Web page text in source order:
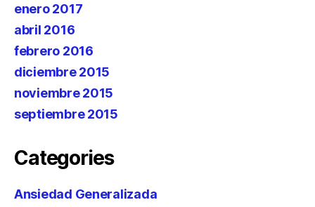
enero 2017
abril 2016
febrero 2016
diciembre 2015
noviembre 2015
septiembre 2015
Categories
Ansiedad Generalizada